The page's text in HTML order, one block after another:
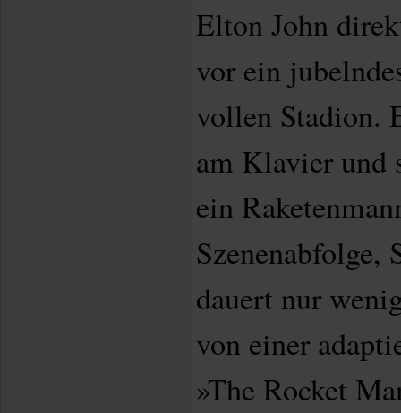
Elton John
vor ein
vollen Stadion.
am Klavier und
ein
Szenenabfolge,
dauert nur
von einer
»The Rocket